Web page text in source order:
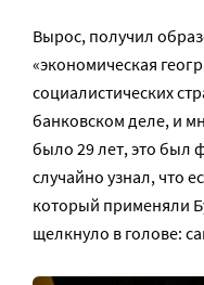
Вырос, получил
«экономическая
социалистических
банковском деле, и
было 29 лет, это был
случайно узнал, что
который применяли
щелкнуло в голове: